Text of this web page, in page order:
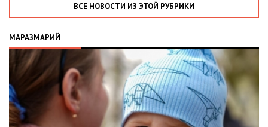
ВСЕ НОВОСТИ ИЗ ЭТОЙ РУБРИКИ
МАРАЗМАРИЙ